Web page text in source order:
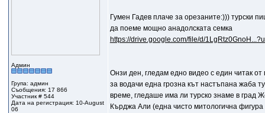
Админ
Група: админ
Съобщения: 17 866
Участник # 544
Дата на регистрация: 10-August
06
Гумен Гадев плаче за орезаните:))) турски
да поеме мощно анадолската семка
https://drive.google.com/file/d/
Онзи ден, гледам едно видео с един читак
за водачи една грозна кът настъпана жаба
време, гледаше има ли турско знаме в град
Кърджа Али (една чисто митологична